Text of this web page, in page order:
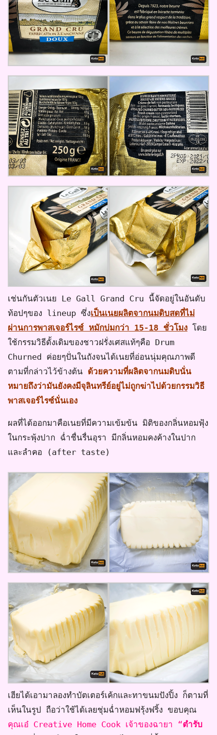
เช่นกันตัวเนย Le Gall Grand Cru นี้จัดอยู่ในอันดับ
ท้อปๆของ lineup ซึ่งเป็นเนยผลิตจากนมดิบสดที่ไม่
ผ่านการพาสเจอร์ไรซ์ หมักบ่มกว่า 15-18 ชั่วโมง โดย
ใช้กรรมวิธีดั้งเดิมของชาวฝรั่งเศสแท้ๆคือ Drum
Churned ค่อยๆปั่นในถังจนได้เนยที่อ่อนนุ่มคุณภาพดี
ตามที่กล่าวไว้ข้างต้น ด้วยความที่ผลิตจากนมดิบนั่น
หมายถึงว่ามันยังคงมีจุลินทรีย์อยู่ไม่ถูกฆ่าไปด้วยกรรมวิธี
พาสเจอร์ไรซ์นั่นเอง
ผลที่ได้ออกมาคือเนยที่มีความเข้มข้น มิติของกลิ่นหอมฟุ้ง
ในกระพุ้งปาก ฉ่ำชื่นรื่นอุรา มีกลิ่นหอมคงค้างในปาก
และลำคอ (after taste)
เฮียได้เอามาลองทำบัตเตอร์เค้กและทาขนมปังปิ้ง ก็ตามที่
เห็นในรูป ถือว่าใช้ได้เลยชุ่มฉ่ำหอมฟรุ้งฟริ้ง ขอบคุณ
คุณเอ๋ Creative Home Cook เจ้าของฉายา “ตำรับ